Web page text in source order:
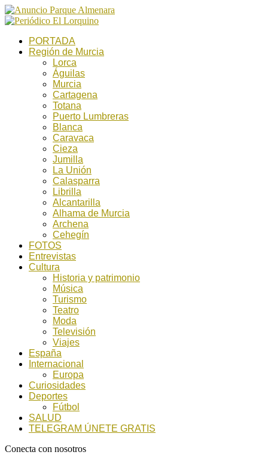
PORTADA
Región de Murcia
Lorca
Águilas
Murcia
Cartagena
Totana
Puerto Lumbreras
Blanca
Caravaca
Cieza
Jumilla
La Unión
Calasparra
Librilla
Alcantarilla
Alhama de Murcia
Archena
Cehegín
FOTOS
Entrevistas
Cultura
Historia y patrimonio
Música
Turismo
Teatro
Moda
Televisión
Viajes
España
Internacional
Europa
Curiosidades
Deportes
Fútbol
SALUD
TELEGRAM ÚNETE GRATIS
Conecta con nosotros